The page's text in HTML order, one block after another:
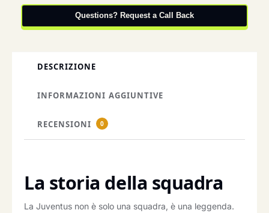
Questions? Request a Call Back
DESCRIZIONE
INFORMAZIONI AGGIUNTIVE
RECENSIONI 0
La storia della squadra
La Juventus non è solo una squadra, è una leggenda.